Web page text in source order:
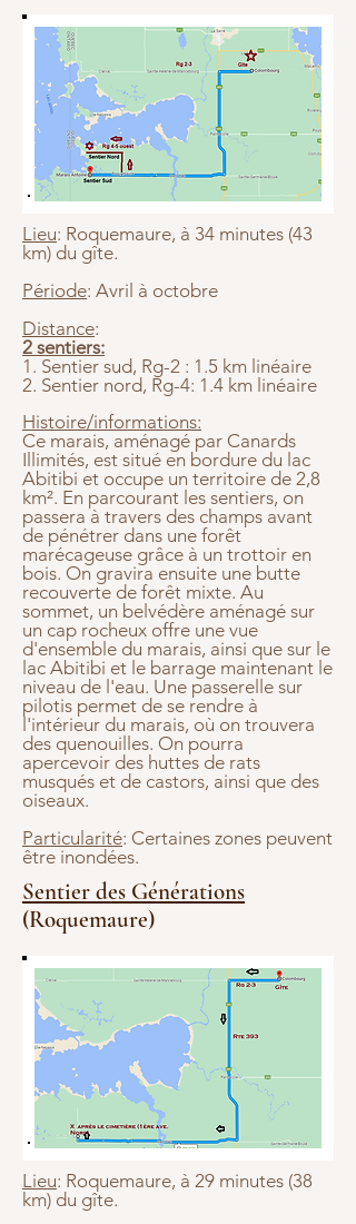
Lieu: Roquemaure, à 34 minutes (43
km) du gîte.
Période: Avril à octobre
Distance:
2 sentiers:
1. Sentier sud, Rg-2 : 1.5 km linéaire
2. Sentier nord, Rg-4: 1.4 km linéaire
Histoire/informations:
Ce marais, aménagé par Canards
Illimités, est situé en bordure du lac
Abitibi et occupe un territoire de 2,8
km². En parcourant les sentiers, on
passera à travers des champs avant
de pénétrer dans une forêt
marécageuse grâce à un trottoir en
bois. On gravira ensuite une butte
recouverte de forêt mixte. Au
sommet, un belvédère aménagé sur
un cap rocheux offre une vue
d'ensemble du marais, ainsi que sur le
lac Abitibi et le barrage maintenant le
niveau de l'eau. Une passerelle sur
pilotis permet de se rendre à
l'intérieur du marais, où on trouvera
des quenouilles. On pourra
apercevoir des huttes de rats
musqués et de castors, ainsi que des
oiseaux.
Particularité: Certaines zones peuvent
être inondées.
Sentier des Générations
(Roquemaure)
Lieu: Roquemaure, à 29 minutes (38
km) du gîte.